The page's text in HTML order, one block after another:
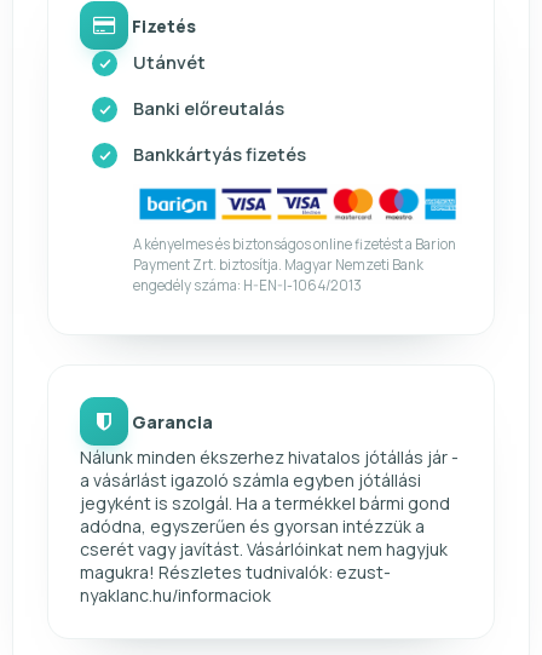
Fizetés
Utánvét
Banki előreutalás
Bankkártyás fizetés
A kényelmes és biztonságos online fizetést a Barion
Payment Zrt. biztosítja. Magyar Nemzeti Bank
engedély száma: H-EN-I-1064/2013
Garancia
Nálunk minden ékszerhez hivatalos jótállás jár -
a vásárlást igazoló számla egyben jótállási
jegyként is szolgál. Ha a termékkel bármi gond
adódna, egyszerűen és gyorsan intézzük a
cserét vagy javítást. Vásárlóinkat nem hagyjuk
magukra! Részletes tudnivalók: ezust-
nyaklanc.hu/informaciok